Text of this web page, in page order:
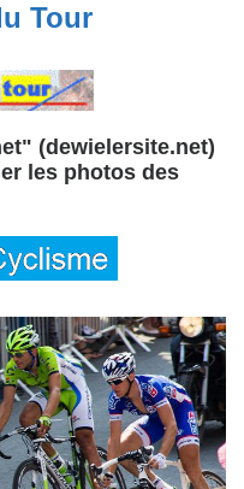
Tour
(dewielersite.net)
les photos des